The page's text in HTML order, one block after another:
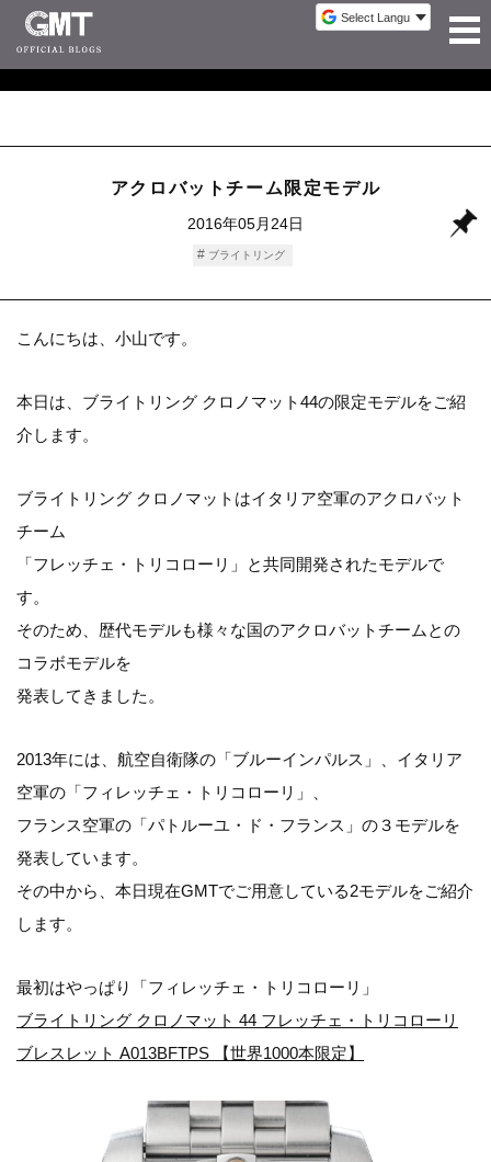
アクロバットチーム限定モデル
2016年05月24日
ブライトリング
こんにちは、小山です。
本日は、ブライトリング クロノマット44の限定モデルをご紹
介します。
ブライトリング クロノマットはイタリア空軍のアクロバット
チーム
「フレッチェ・トリコローリ」と共同開発されたモデルで
す。
そのため、歴代モデルも様々な国のアクロバットチームとの
コラボモデルを
発表してきました。
2013年には、航空自衛隊の「ブルーインパルス」、イタリア
空軍の「フィレッチェ・トリコローリ」、
フランス空軍の「パトルーユ・ド・フランス」の３モデルを
発表しています。
その中から、本日現在GMTでご用意している2モデルをご紹介
します。
最初はやっぱり「フィレッチェ・トリコローリ」
ブライトリング クロノマット 44 フレッチェ・トリコローリ
ブレスレット A013BFTPS 【世界1000本限定】